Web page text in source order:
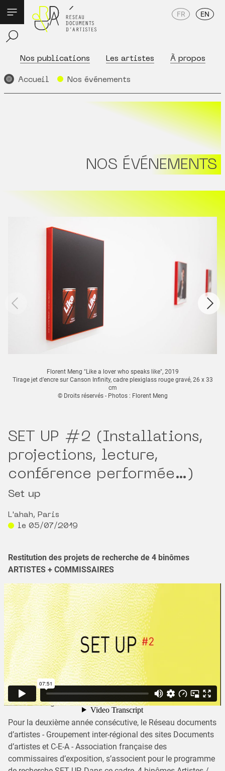
Nos publications Les artistes À propos
FR EN
Accueil Nos événements
NOS ÉVÉNEMENTS
Florent Meng "Like a lover who speaks like", 2019
Tirage jet d’encre sur Canson Infinity, cadre plexiglass rouge gravé, 26 x 33
cm
© Droits réservés - Photos : Florent Meng
SET UP #2 (Installations,
projections, lecture,
conférence performée…)
Set up
L'ahah, Paris
le 05/07/2019
Restitution des projets de recherche de 4 binômes
ARTISTES + COMMISSAIRES
Vendredi 5 juillet 2019, de 18h30 à 22h
L’ahah, 4 cité Griset + 24-26 rue Moret, Paris 11e
Soirée organisée par le Réseau documents d’artistes et C-E-
A, en partenariat avec L'ahah.
Avec :
Anne-Sophie Turion et Jeanne Moynot + Richard Neyroud
Laurent Terras + Léo Marin
David Ryan et Macdara Smith + Francesca Zappia
Florent Meng + Aurélie Faure
Pour la deuxième année consécutive, le Réseau documents
d’artistes - Groupement inter-régional des sites Documents
d’artistes et C-E-A - Association française des
commissaires d’exposition, s’associent pour le programme